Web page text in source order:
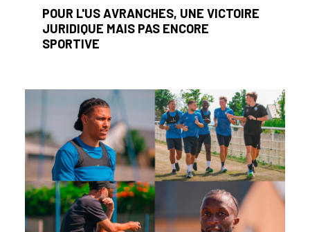
POUR L'US AVRANCHES, UNE VICTOIRE
JURIDIQUE MAIS PAS ENCORE
SPORTIVE